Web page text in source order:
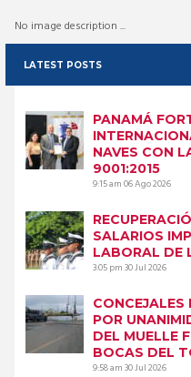
No image description ...
LATEST POSTS
PANAMÁ
NAVES CON
9001:2015
9:15 am06 Ago 2026
SALARIOS
LABORAL DE
3:05 pm30 Jul 2026
CONCEJALES
POR
DEL MUELLE
BOCAS DEL
9:58 am30 Jul 2026